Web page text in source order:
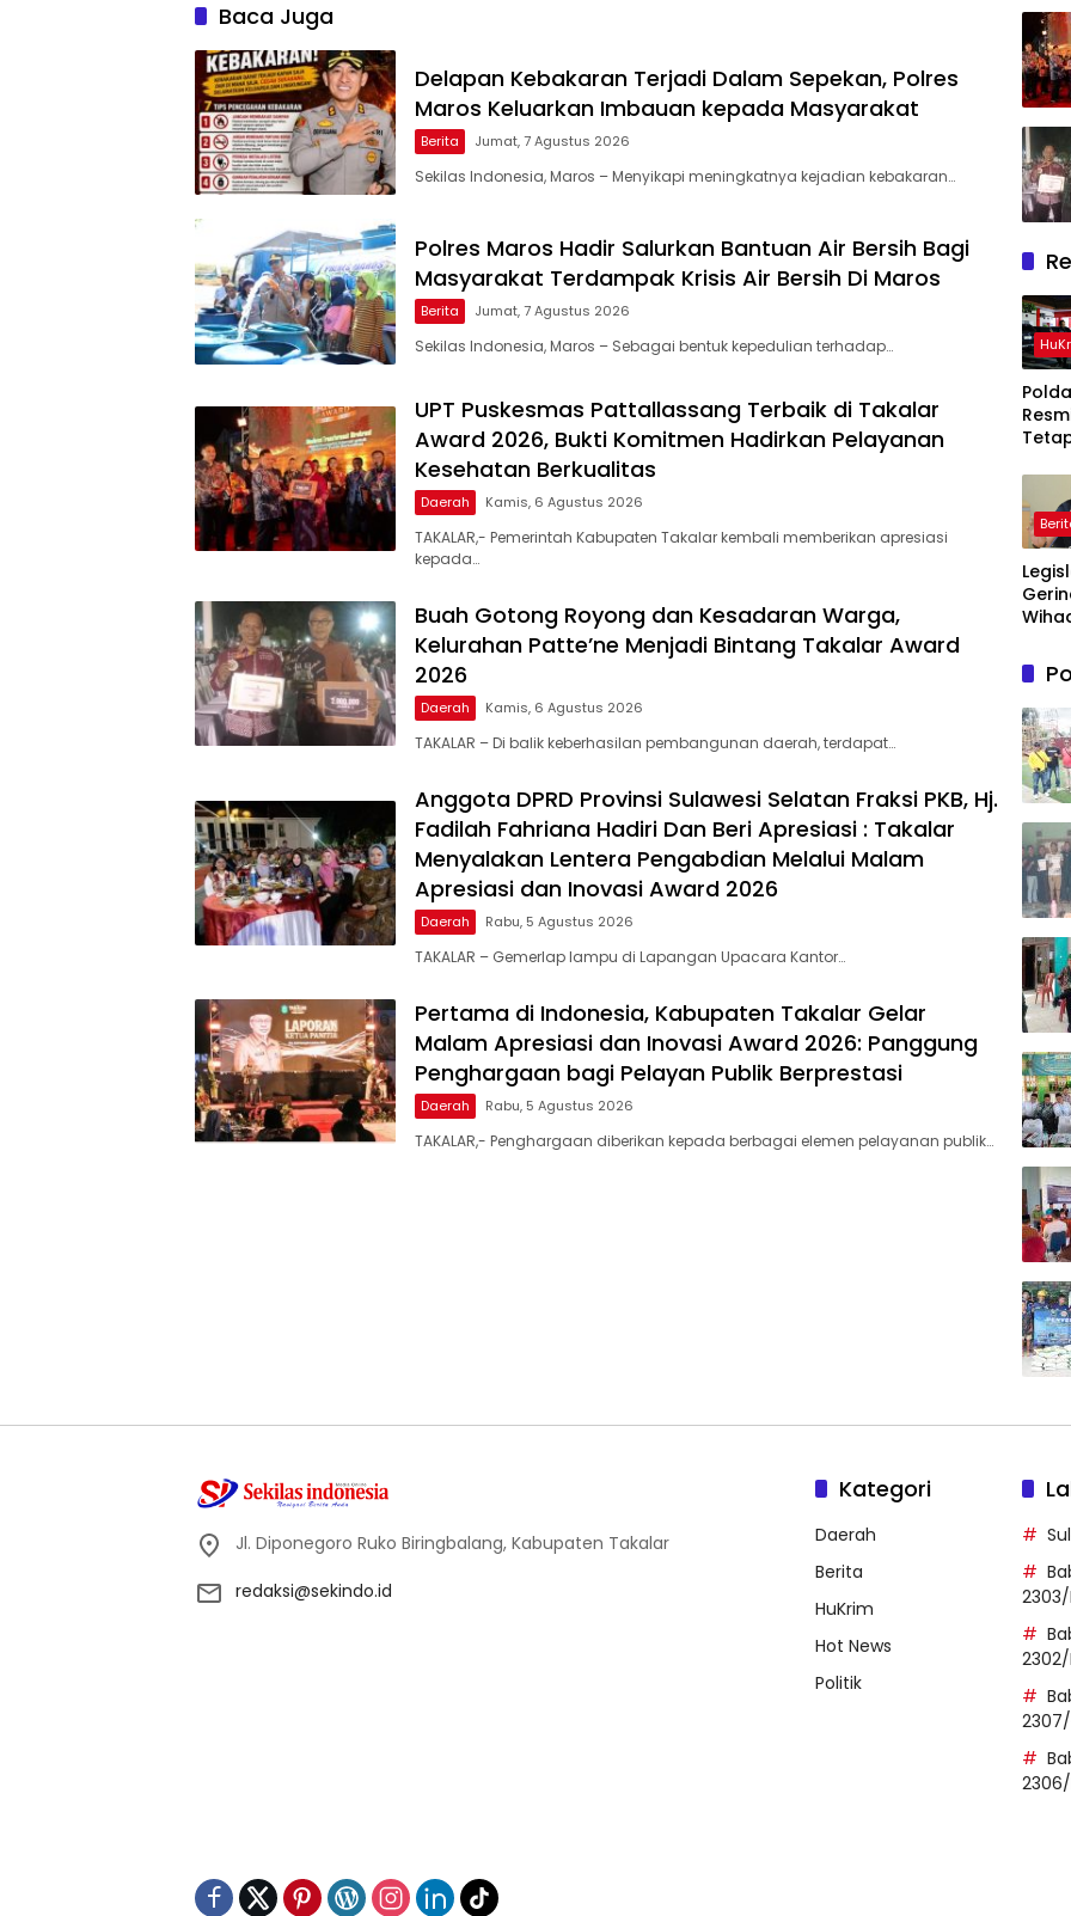
2026
Baca Juga
Delapan Kebakaran Terjadi Dalam Sepekan, Polres
Maros Keluarkan Imbauan kepada Masyarakat
Berita Jumat, 7 Agustus 2026
Sekilas Indonesia, Maros – Menyikapi meningkatnya kejadian kebakaran…
Polres Maros Hadir Salurkan Bantuan Air Bersih Bagi
Masyarakat Terdampak Krisis Air Bersih Di Maros
Berita Jumat, 7 Agustus 2026
Sekilas Indonesia, Maros – Sebagai bentuk kepedulian terhadap…
UPT Puskesmas Pattallassang Terbaik di Takalar
Award 2026, Bukti Komitmen Hadirkan Pelayanan
Kesehatan Berkualitas
Daerah Kamis, 6 Agustus 2026
TAKALAR,- Pemerintah Kabupaten Takalar kembali memberikan apresiasi
kepada…
Buah Gotong Royong dan Kesadaran Warga,
Kelurahan Patte’ne Menjadi Bintang Takalar Award
2026
Daerah Kamis, 6 Agustus 2026
TAKALAR – Di balik keberhasilan pembangunan daerah, terdapat…
Anggota DPRD Provinsi Sulawesi Selatan Fraksi PKB, Hj.
Fadilah Fahriana Hadiri Dan Beri Apresiasi : Takalar
Menyalakan Lentera Pengabdian Melalui Malam
Apresiasi dan Inovasi Award 2026
Daerah Rabu, 5 Agustus 2026
TAKALAR – Gemerlap lampu di Lapangan Upacara Kantor…
Pertama di Indonesia, Kabupaten Takalar Gelar
Malam Apresiasi dan Inovasi Award 2026: Panggung
Penghargaan bagi Pelayan Publik Berprestasi
Daerah Rabu, 5 Agustus 2026
TAKALAR,- Penghargaan diberikan kepada berbagai elemen pelayanan publik…
Ton
Di
Awasi
agar
Jl. Diponegoro Ruko Biringbalang, Kabupaten Takalar
redaksi@sekindo.id
Kategori
Daerah
Berita
HuKrim
Hot News
Politik